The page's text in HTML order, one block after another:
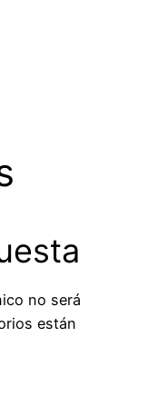
no será
están